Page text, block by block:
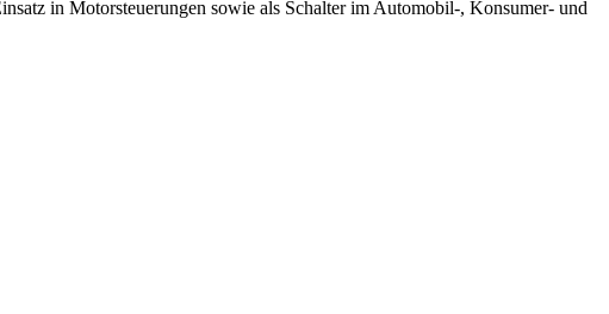
in Motorsteuerungen sowie als Schalter im Automobil-, Konsumer- und